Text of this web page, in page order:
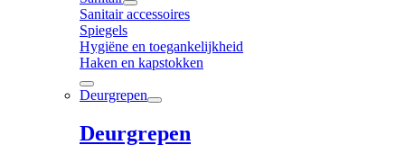
Sanitair accessoires
Spiegels
Hygiëne en toegankelijkheid
Haken en kapstokken
Deurgrepen
Deurgrepen